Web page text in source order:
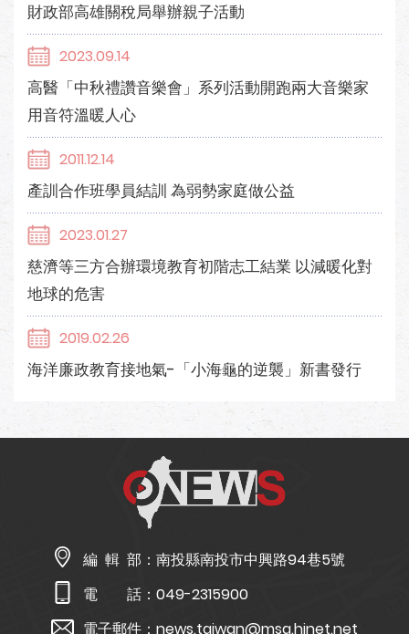
財政部高雄關稅局舉辦親子活動
2023.09.14
高醫「中秋禮讚音樂會」系列活動開跑兩大音樂家
用音符溫暖人心
2011.12.14
產訓合作班學員結訓 為弱勢家庭做公益
2023.01.27
慈濟等三方合辦環境教育初階志工結業 以減暖化對
地球的危害
2019.02.26
海洋廉政教育接地氣-「小海龜的逆襲」新書發行
編 輯 部： 南投縣南投市中興路94巷5號
電 話： 049-2315900
電子郵件： news.taiwan@msa.hinet.net